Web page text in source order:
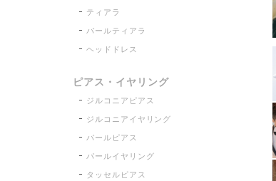
ティアラ
パールティアラ
ヘッドドレス
ピアス・イヤリング
ジルコニアピアス
ジルコニアイヤリング
パールピアス
パールイヤリング
タッセルピアス